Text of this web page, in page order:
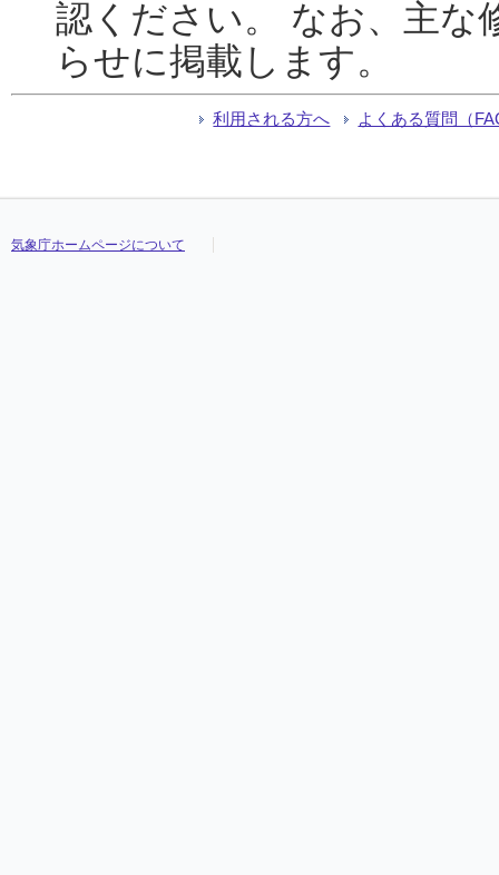
認ください。 なお、主な
らせに掲載します。
利用される方へ よくある質問（
気象庁ホームページについて